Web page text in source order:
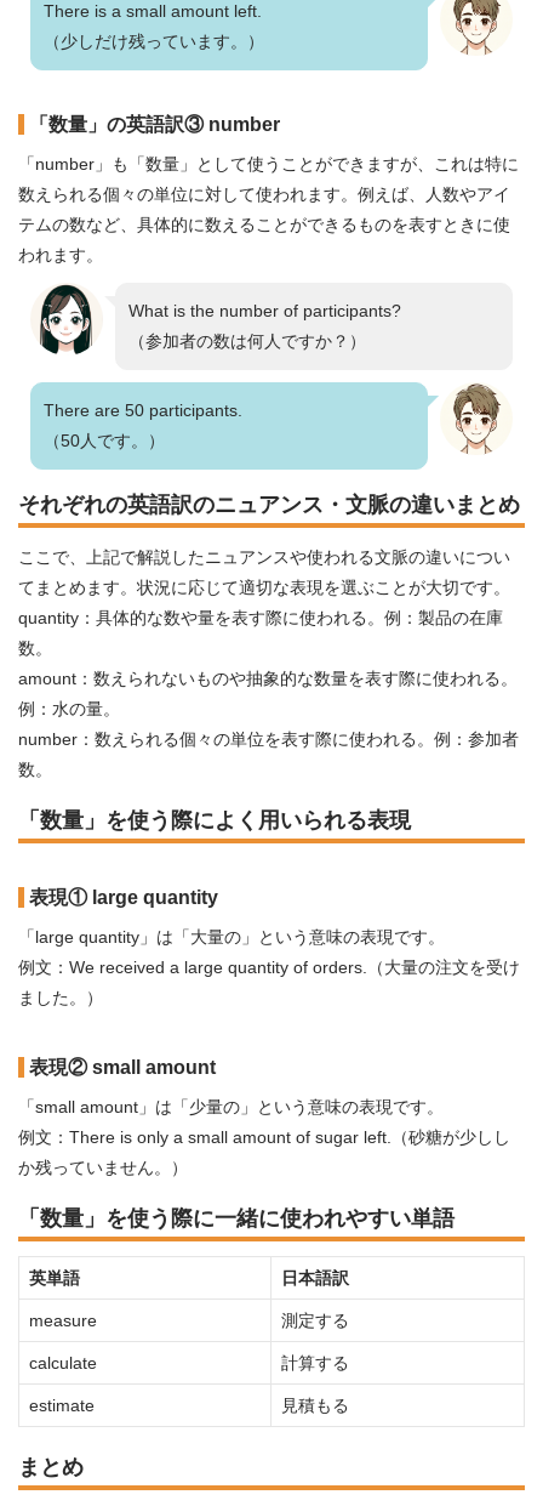
There is a small amount left.
（少しだけ残っています。）
「数量」の英語訳③ number
「number」も「数量」として使うことができますが、これは特に
数えられる個々の単位に対して使われます。例えば、人数やアイ
テムの数など、具体的に数えることができるものを表すときに使
われます。
What is the number of participants?
（参加者の数は何人ですか？）
There are 50 participants.
（50人です。）
それぞれの英語訳のニュアンス・文脈の違いまとめ
ここで、上記で解説したニュアンスや使われる文脈の違いについ
てまとめます。状況に応じて適切な表現を選ぶことが大切です。
quantity：具体的な数や量を表す際に使われる。例：製品の在庫
数。
amount：数えられないものや抽象的な数量を表す際に使われる。
例：水の量。
number：数えられる個々の単位を表す際に使われる。例：参加者
数。
「数量」を使う際によく用いられる表現
表現① large quantity
「large quantity」は「大量の」という意味の表現です。
例文：We received a large quantity of orders.（大量の注文を受け
ました。）
表現② small amount
「small amount」は「少量の」という意味の表現です。
例文：There is only a small amount of sugar left.（砂糖が少しし
か残っていません。）
「数量」を使う際に一緒に使われやすい単語
英単語 日本語訳
measure 測定する
calculate 計算する
estimate 見積もる
まとめ